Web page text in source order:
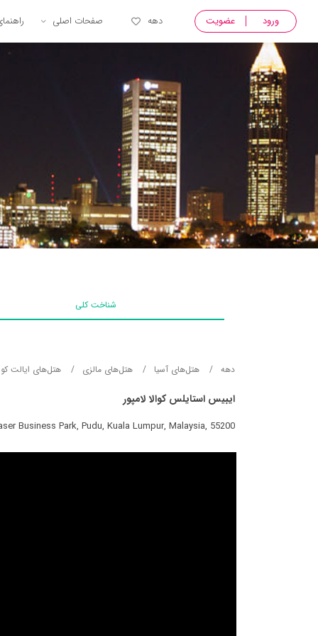
ورود عضویت دهه صفحات اصلی
شناخت کلی
دهه هتل‌های آسيا هتل‌های مالزی هتل‌های ایالت
ایبیس استایلس کوالا لامپور
Business Park, Pudu, Kuala Lumpur, Malaysia, 55200